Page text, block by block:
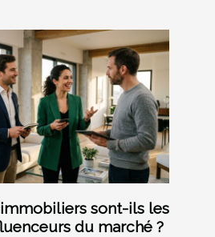
sont-ils les
du marché ?